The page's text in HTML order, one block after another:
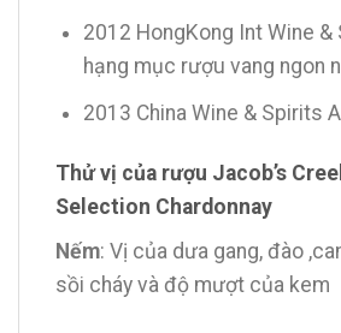
2012 HongKong Int Wine
hạng mục rượu vang ngon
2013 China Wine & Spirits
Thử vị của rượu Jacob’s
Selection Chardonnay
Nếm: Vị của dưa gang, đào
sồi cháy và độ mượt của kem